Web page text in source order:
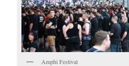
Amphi Festival